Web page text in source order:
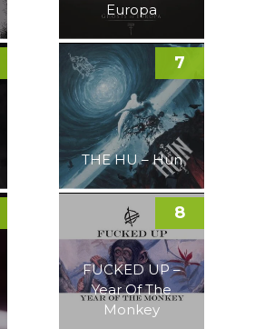
Europa
THE HU – Hun
7
FUCKED UP –
Year Of The
Monkey
8